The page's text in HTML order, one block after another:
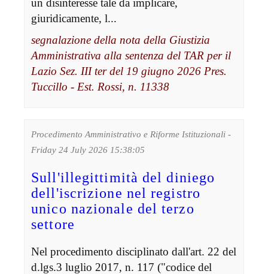
un disinteresse tale da implicare,
giuridicamente, l...
segnalazione della nota della Giustizia
Amministrativa alla sentenza del TAR per il
Lazio Sez. III ter del 19 giugno 2026 Pres.
Tuccillo - Est. Rossi, n. 11338
Procedimento Amministrativo e Riforme Istituzionali -
Friday 24 July 2026 15:38:05
Sull'illegittimità del diniego
dell'iscrizione nel registro
unico nazionale del terzo
settore
Nel procedimento disciplinato dall'art. 22 del
d.lgs.3 luglio 2017, n. 117 ("codice del